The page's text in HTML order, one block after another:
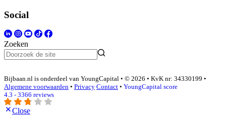
Social
Zoeken
Bijbaan.nl is onderdeel van YoungCapital • © 2026 • KvK nr: 34330199 •
Algemene voorwaarden • Privacy Contact • YoungCapital score
4.3 - 3366 reviews
Close